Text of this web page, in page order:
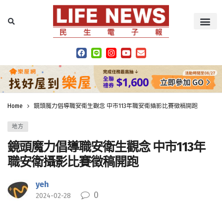
Home 鏡頭魔力倡導職安衛生觀念 中市113年職安衛攝影比賽徵稿開跑
地方
鏡頭魔力倡導職安衛生觀念 中市113年
職安衛攝影比賽徵稿開跑
yeh
2024-02-28 0